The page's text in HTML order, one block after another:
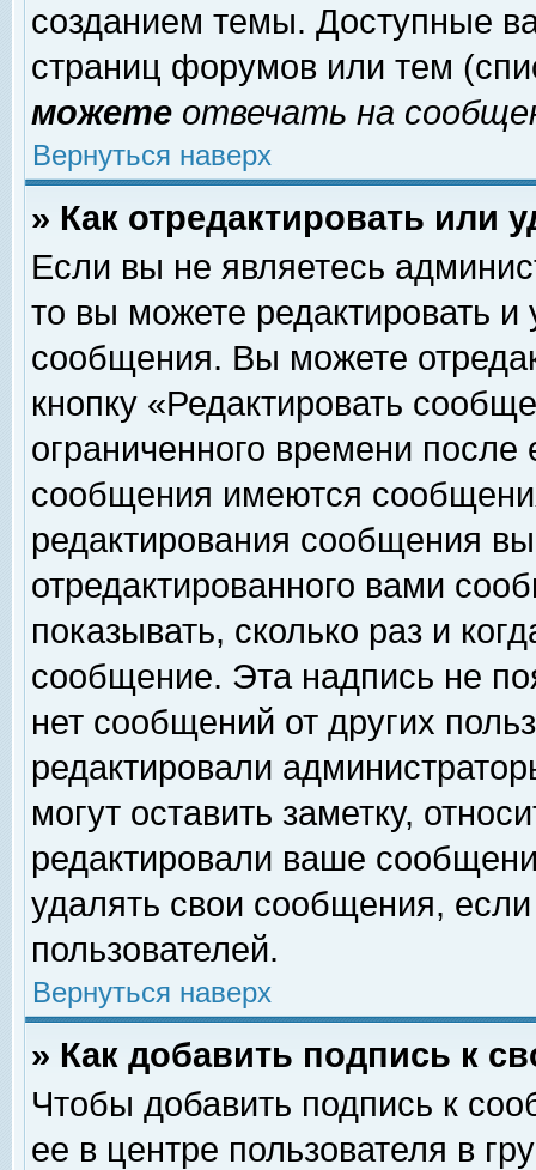
созданием темы. Доступные
страниц форумов или тем
можете отвечать на
Вернуться наверх
» Как отредактировать или
Если вы не являетесь
то вы можете редактировать и
сообщения. Вы можете
кнопку «Редактировать
ограниченного времени
сообщения имеются
редактирования сообщения
отредактированного вами
показывать, сколько раз и
сообщение. Эта надпись не
нет сообщений от других
редактировали
могут оставить заметку,
редактировали ваше
удалять свои сообщения,
пользователей.
Вернуться наверх
» Как добавить подпись к
Чтобы добавить подпись к
ее в центре пользователя в